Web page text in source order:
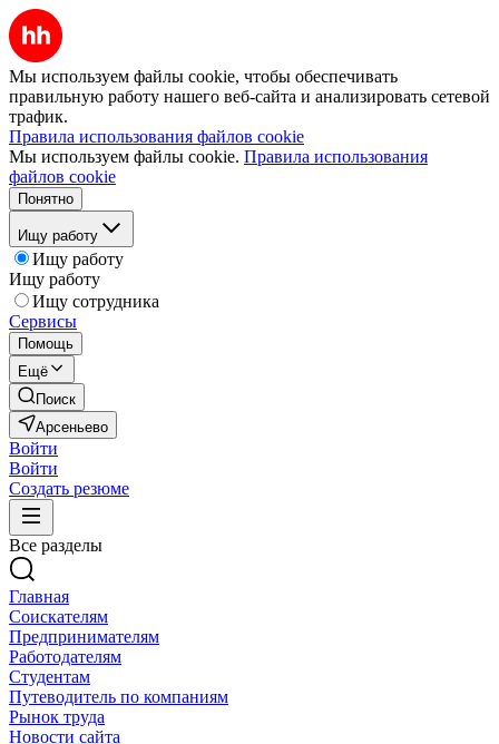
Мы используем файлы cookie, чтобы обеспечивать
правильную работу нашего веб-сайта и анализировать сетевой
трафик.
Правила использования файлов cookie
Мы используем файлы cookie. Правила использования
файлов cookie
Понятно
Ищу работу
Ищу работу
Ищу работу
Ищу сотрудника
Сервисы
Помощь
Ещё
Поиск
Арсеньево
Войти
Войти
Создать резюме
Все разделы
Главная
Соискателям
Предпринимателям
Работодателям
Студентам
Путеводитель по компаниям
Рынок труда
Новости сайта